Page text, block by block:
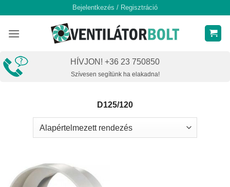
content
Bejelentkezés / Regisztráció
HÍVJON! +36 23 750850
Szívesen segítünk ha elakadna!
D125/120